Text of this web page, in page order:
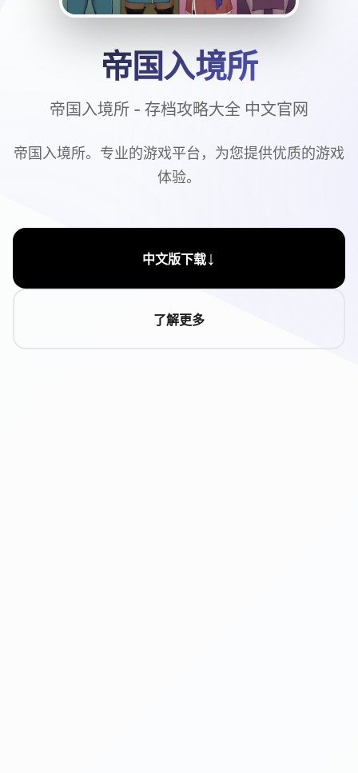
帝国入境所
帝国入境所 - 存档攻略大全 中文官网
帝国入境所。专业的游戏平台，为您提供优质的游戏
体验。
中文版下载↓
了解更多